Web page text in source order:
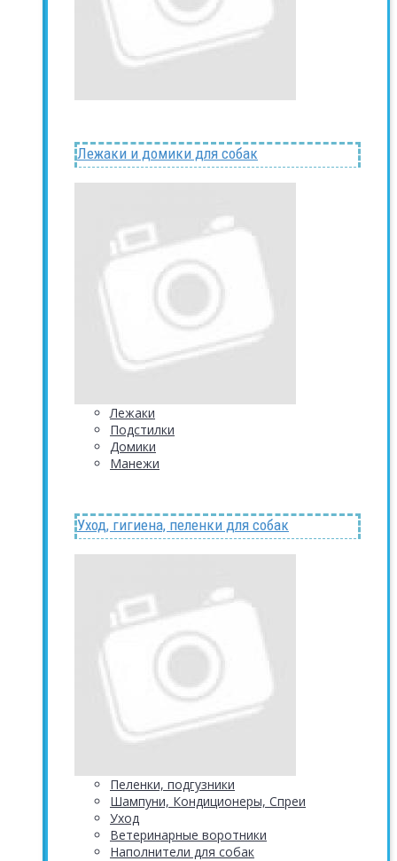
Лежаки и домики для собак
Лежаки
Подстилки
Домики
Манежи
Уход, гигиена, пеленки для собак
Пеленки, подгузники
Шампуни, Кондиционеры, Спреи
Уход
Ветеринарные воротники
Наполнители для собак